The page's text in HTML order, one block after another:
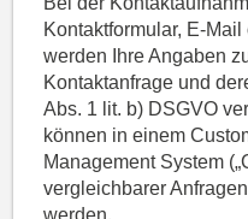
Kontaktformular, E-
werden Ihre Angaben
Kontaktanfrage und
Abs. 1 lit. b) DSGVO
können in einem
Management System
vergleichbarer